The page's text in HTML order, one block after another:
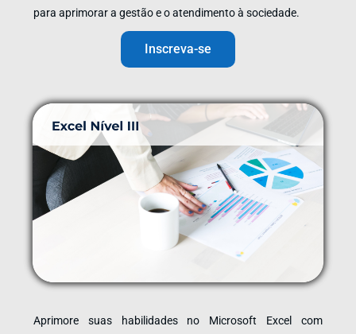
para aprimorar a gestão e o atendimento à sociedade.
Inscreva-se
Aprimore suas habilidades no Microsoft Excel com